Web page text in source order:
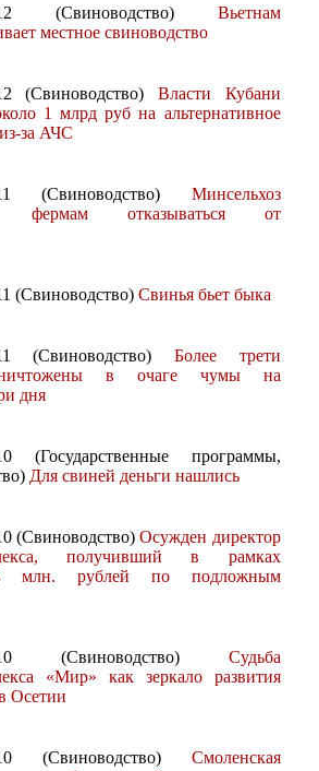
(Свиноводство) Вьетнам
местное свиноводство
(Свиноводство) Власти Кубани
1 млрд руб на альтернативное
за АЧС
(Свиноводство) Минсельхоз
фермам отказываться от
(Свиноводство) Свинья бьет быка
(Свиноводство) Более трети
в очаге чумы на
дня
(Государственные программы,
Для свиней деньги нашлись
(Свиноводство)Осужден директор
получивший в рамках
млн. рублей по подложным
(Свиноводство) Судьба
«Мир» как зеркало развития
Осетии
(Свиноводство) Смоленская